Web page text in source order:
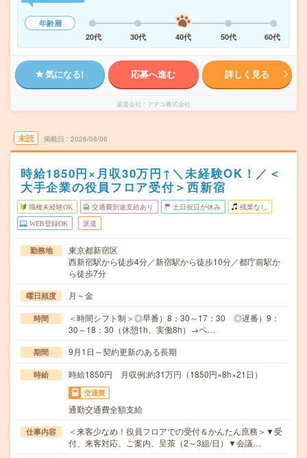
年齢層
20代
30代 40代 50代 60代
気になる! 応募へ進む 詳しく見る
派遣会社 アデコ株式会社
未読 掲載日 2026/08/06
時給1850円×月収30万円↑＼未経験OK！／＜
大手企業の役員フロア受付＞西新宿
職種未経験OK 交通費別途支給あり 土日祝日が休み 残業なし
WEB登録OK 派遣
勤務地
東京都新宿区
西新宿駅から徒歩4分／新宿駅から徒歩10分／都庁前駅か
ら徒歩7分
曜日頻度 月～金
時間
＜時間シフト制＞◎早番）8：30～17：30 ◎遅番）9：
30～18：30（休憩1h、実働8h）→ペ…
期間 9月1日～契約更新のある長期
時給 時給1850円 月収例:約31万円（1850円×8h×21日）
交通費
通勤交通費全額支給
仕事内容
＜来客少なめ！役員フロアでの受付＆かんたん庶務＞▼受
付、来客対応、ご案内、呈茶（2～3組/日）▼会議…